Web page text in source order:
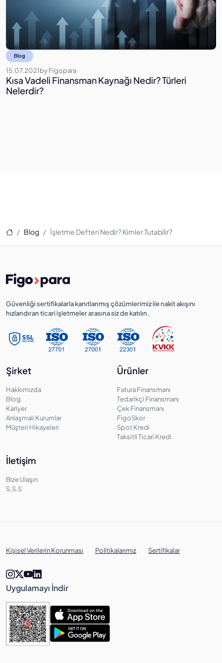
Blog
15.07.2021byFigopara
Kısa Vadeli Finansman Kaynağı Nedir? Türleri
Nelerdir?
Ana Sayfa
Blog İşletme Defteri Nedir? Kimler Tutabilir?
Güvenliği sertifikalarla kanıtlanmış çözümlerimiz ile nakit akışını
hızlandıran ticari işletmeler arasına siz de katılın.
Şirket
Hakkımızda
Blog
Kariyer
Anlaşmalı Kurumlar
Müşteri Hikayeleri
Ürünler
Fatura Finansmanı
Tedarikçi Finansmanı
Çek Finansmanı
FigoSkor
Spot Kredi
Taksitli Ticari Kredi
İletişim
Bize Ulaşın
S.S.S
Kişisel Verilerin Korunması Politikalarımız Sertifikalar
Uygulamayı İndir